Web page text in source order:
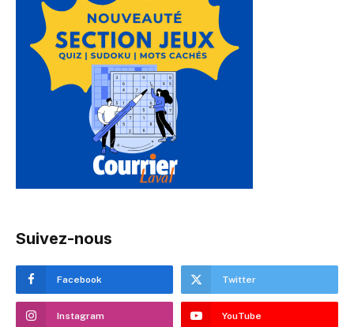
Suivez-nous
Facebook Twitter
Instagram YouTube